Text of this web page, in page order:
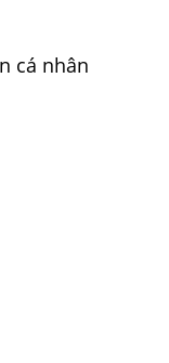
cá nhân